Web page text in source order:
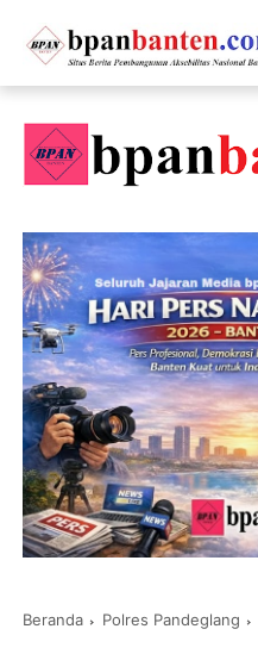
Beranda Polres Pandeglang